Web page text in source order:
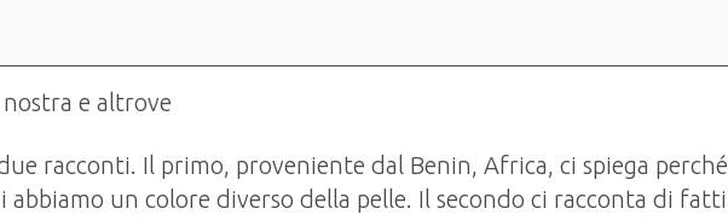
nostra e altrove
racconti. Il primo, proveniente dal Benin, Africa, ci spiega perché
abbiamo un colore diverso della pelle. Il secondo ci racconta di fatti